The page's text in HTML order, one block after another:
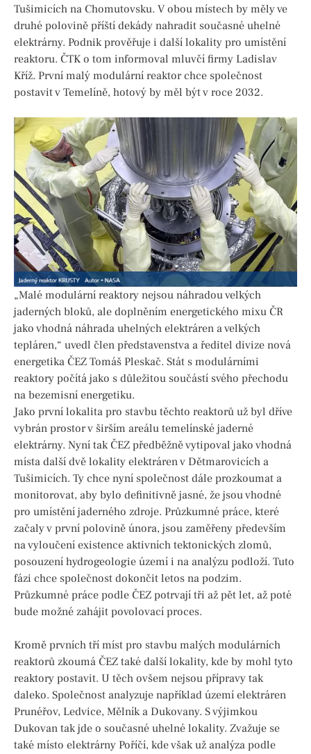
Tušimicích na Chomutovsku. V obou místech by měly ve
druhé polovině příští dekády nahradit současné uhelné
elektrárny. Podnik prověřuje i další lokality pro umístění
reaktoru. ČTK o tom informoval mluvčí firmy Ladislav
Kříž. První malý modulární reaktor chce společnost
postavit v Temelíně, hotový by měl být v roce 2032.
„Malé modulární reaktory nejsou náhradou velkých
jaderných bloků, ale doplněním energetického mixu ČR
jako vhodná náhrada uhelných elektráren a velkých
tepláren,“ uvedl člen představenstva a ředitel divize nová
energetika ČEZ Tomáš Pleskač. Stát s modulárními
reaktory počítá jako s důležitou součástí svého přechodu
na bezemisní energetiku.
Jako první lokalita pro stavbu těchto reaktorů už byl dříve
vybrán prostor v širším areálu temelínské jaderné
elektrárny. Nyní tak ČEZ předběžně vytipoval jako vhodná
místa další dvě lokality elektráren v Dětmarovicích a
Tušimicích. Ty chce nyní společnost dále prozkoumat a
monitorovat, aby bylo definitivně jasné, že jsou vhodné
pro umístění jaderného zdroje. Průzkumné práce, které
začaly v první polovině února, jsou zaměřeny především
na vyloučení existence aktivních tektonických zlomů,
posouzení hydrogeologie území i na analýzu podloží. Tuto
fázi chce společnost dokončit letos na podzim.
Průzkumné práce podle ČEZ potrvají tři až pět let, až poté
bude možné zahájit povolovací proces.
Kromě prvních tří míst pro stavbu malých modulárních
reaktorů zkoumá ČEZ také další lokality, kde by mohl tyto
reaktory postavit. U těch ovšem nejsou přípravy tak
daleko. Společnost analyzuje například území elektráren
Prunéřov, Ledvice, Mělník a Dukovany. S výjimkou
Dukovan tak jde o současné uhelné lokality. Zvažuje se
také místo elektrárny Poříčí, kde však už analýza podle